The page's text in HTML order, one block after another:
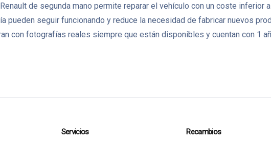
de segunda mano permite reparar el vehículo con un coste inferior
pueden seguir funcionando y reduce la necesidad de fabricar nuevos
con fotografías reales siempre que están disponibles y cuentan con 1
Servicios Recambios